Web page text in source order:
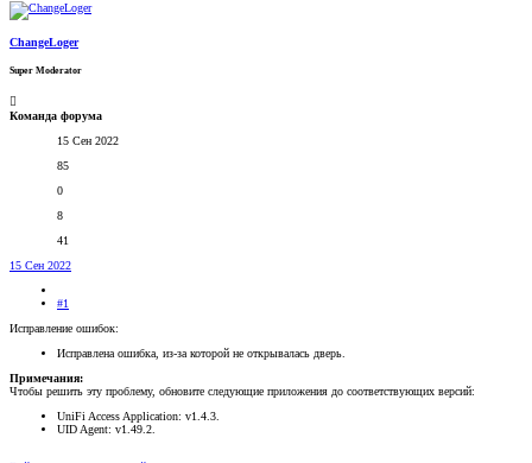
ChangeLoger
Super Moderator
Команда форума
15 Сен 2022
85
0
8
41
15 Сен 2022
#1
Исправление ошибок:
Исправлена ошибка, из-за которой не открывалась дверь.
Примечания:
Чтобы решить эту проблему, обновите следующие приложения до соответствующих версий:
UniFi Access Application: v1.4.3.
UID Agent: v1.49.2.